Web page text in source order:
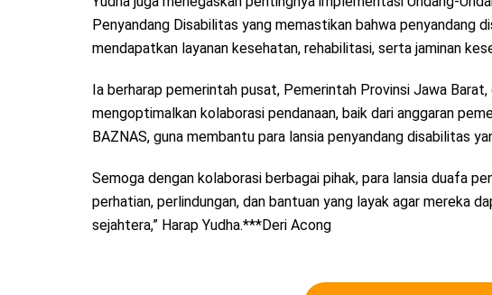
Penyandang Disabilitas yang memastikan bahwa penyandang
mendapatkan layanan kesehatan, rehabilitasi, serta jaminan
Ia berharap pemerintah pusat, Pemerintah Provinsi Jawa
mengoptimalkan kolaborasi pendanaan, baik dari anggaran
BAZNAS, guna membantu para lansia penyandang disabilitas
Semoga dengan kolaborasi berbagai pihak, para lansia duafa
perhatian, perlindungan, dan bantuan yang layak agar mereka
sejahtera,” Harap Yudha.***Deri Acong